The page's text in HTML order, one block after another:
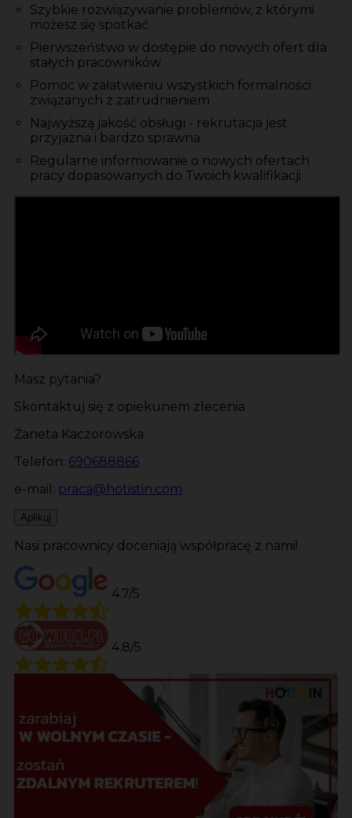
Szybkie rozwiązywanie problemów, z którymi
możesz się spotkać
Pierwszeństwo w dostępie do nowych ofert dla
stałych pracowników
Pomoc w załatwieniu wszystkich formalności
związanych z zatrudnieniem
Najwyższą jakość obsługi - rekrutacja jest
przyjazna i bardzo sprawna
Regularne informowanie o nowych ofertach
pracy dopasowanych do Twoich kwalifikacji
Masz pytania?
Skontaktuj się z opiekunem zlecenia
Żaneta Kaczorowska
Telefon: 690688866
e-mail: praca@hotistin.com
Aplikuj
Nasi pracownicy doceniają współpracę z nami!
4.7/5
4.8/5